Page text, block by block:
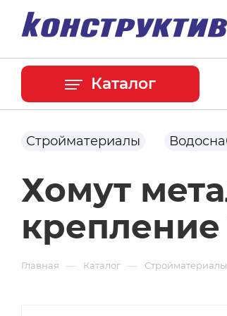
Каталог
Стройматериалы
Хомут
крепление
Главная — Каталог — Стройматериалы